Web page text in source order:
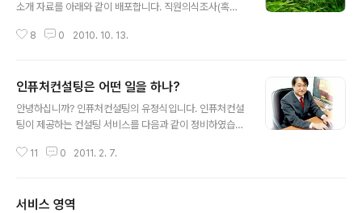
소개 자료를 아래와 같이 배포합니다. 직원의식조사(혹은
랍니다. (클릭하면 다운로드 받을 수 있습니다.) 궁금한 사
ail : jsyu@infuture.co.kr 감사합니다. -인퓨처컨설팅
유정식 배상
8 0 2010. 10. 13.
인퓨처컨설팅은 어떤 일을 하나?
안녕하십니까? 인퓨처컨설팅의 유정식입니다. 인퓨처컨설
팅이 제공하는 컨설팅 서비스를 다음과 같이 정비하였습니
프로그램 운영 → 소개 사이트로 이동 경영전략 부문 비전
리오 플래닝 워크샵 → 소개 사이트로 이동 - 시나리오 플
11 0 2011. 2. 7.
서비스 영역